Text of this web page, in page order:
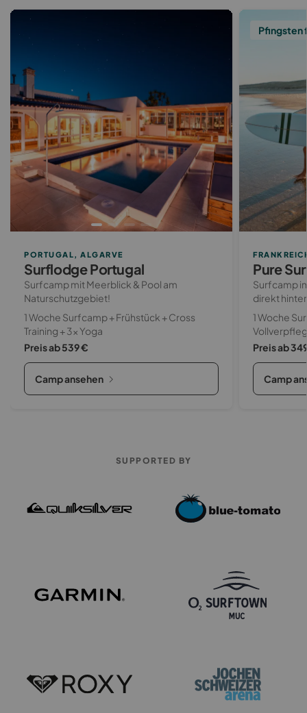
Surflodge Portugal
PORTUGAL, ALGARVE
Surfcamp mit Meerblick & Pool am
Naturschutzgebiet!
1 Woche Surfcamp + Frühstück + Cross
Training + 3x Yoga
Preis ab 539 €
Camp ansehen
Pfingsten
Pure
Surfcamp
direkt
1 Woche
Preis ab
Camp
SUPPORTED BY